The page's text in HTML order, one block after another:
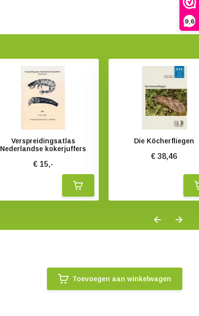
9,6
Verspreidingsatlas
Nederlandse kokerjuffers
€ 15,-
Die Köcherfliegen
€ 38,46
Toevoegen aan winkelwagen